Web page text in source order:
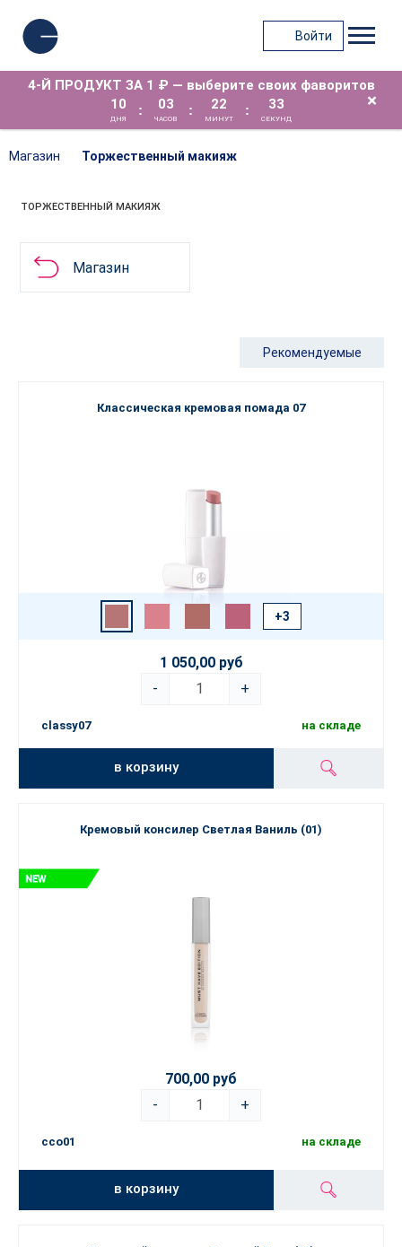
Войти
4-Й ПРОДУКТ ЗА 1 ₽ — выберите своих фаворитов
10
ДНЯ
: 03
ЧАСОВ
: 22
МИНУТ
: 33
СЕКУНД
×
Магазин Торжественный макияж
ТОРЖЕСТВЕННЫЙ МАКИЯЖ
Магазин
Рекомендуемые
Классическая кремовая помада 07
+3
1 050,00 руб
-
+
classy07 на складе
в корзину
Кремовый консилер Светлая Ваниль (01)
700,00 руб
-
+
cco01 на складе
в корзину